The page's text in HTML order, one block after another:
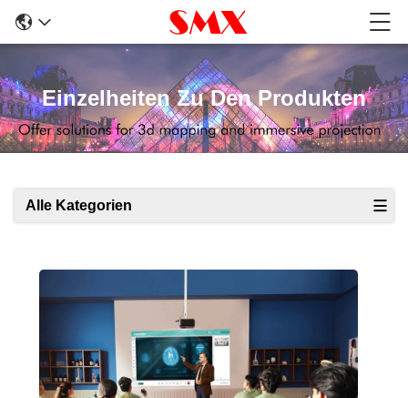
Einzelheiten Zu Den Produkten
Alle Kategorien